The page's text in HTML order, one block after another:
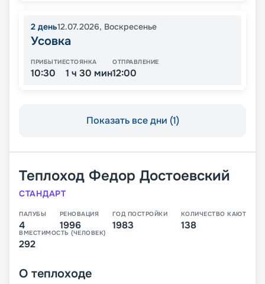
2 день12.07.2026, Воскресенье
Усовка
ПРИБЫТИЕ
10:30
СТОЯНКА
1 ч 30 мин
ОТПРАВЛЕНИЕ
12:00
Показать все дни (1)
Теплоход Федор Достоевский
СТАНДАРТ
ПАЛУБЫ
4
РЕНОВАЦИЯ
1996
ГОД ПОСТРОЙКИ
1983
КОЛИЧЕСТВО КАЮТ
138
ВМЕСТИМОСТЬ (ЧЕЛОВЕК)
292
О теплоходе